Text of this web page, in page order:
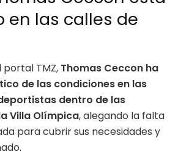
en las calles de
TMZ, Thomas Ceccon ha
de las condiciones en las
dentro de las
Villa Olímpica, alegando la falta
para cubrir sus necesidades y